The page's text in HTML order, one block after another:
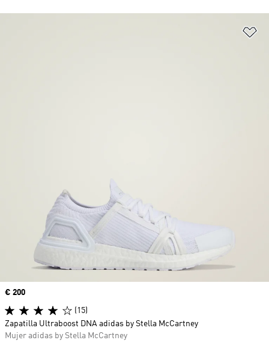
Precio
€ 200
(15)
Zapatilla Ultraboost DNA adidas by Stella McCartney
Mujer adidas by Stella McCartney